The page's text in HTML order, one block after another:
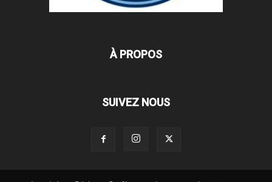
À PROPOS
SUIVEZ NOUS